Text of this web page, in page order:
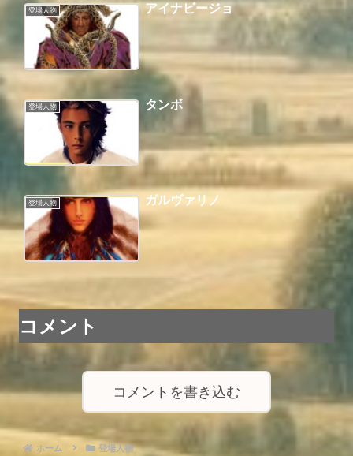
登場人物 アイナビージョ
登場人物 タンボ
登場人物 ガルヴァリノ
コメント
コメントを書き込む
ホーム 登場人物